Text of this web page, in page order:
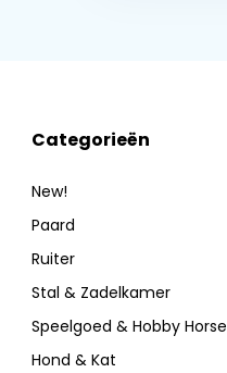
Categorieën
New!
Paard
Ruiter
Stal & Zadelkamer
Speelgoed & Hobby Horse
Hond & Kat